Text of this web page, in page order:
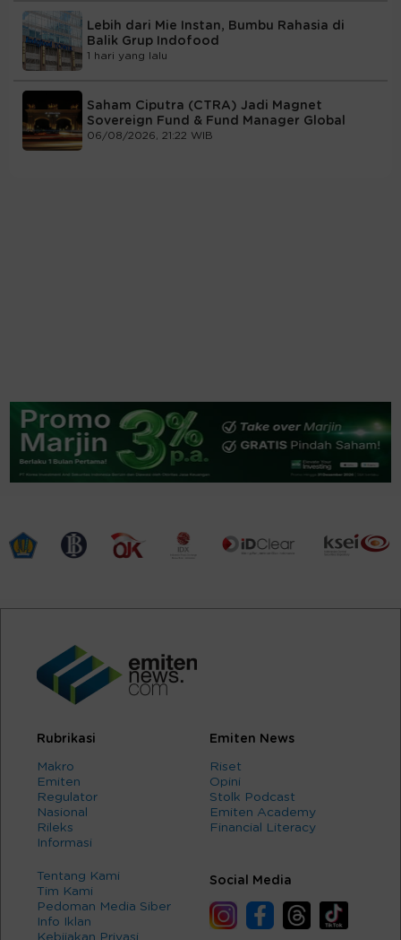
Lebih dari Mie Instan, Bumbu Rahasia di
Balik Grup Indofood
1 hari yang lalu
Saham Ciputra (CTRA) Jadi Magnet
Sovereign Fund & Fund Manager Global
06/08/2026, 21:22 WIB
Rubrikasi
Makro
Emiten
Regulator
Nasional
Rileks
Informasi
Emiten News
Riset
Opini
Stolk Podcast
Emiten Academy
Financial Literacy
Tentang Kami
Tim Kami
Pedoman Media Siber
Info Iklan
Kebijakan Privasi
Social Media